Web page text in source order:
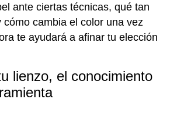
ante ciertas técnicas, qué tan
cómo cambia el color una vez
te ayudará a afinar tu elección
lienzo, el conocimiento